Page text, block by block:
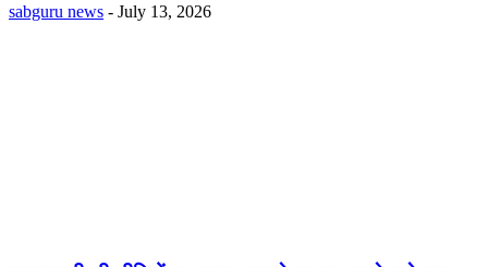
sabguru news - July 13, 2026